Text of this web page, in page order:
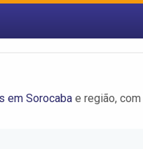
em Sorocaba e região,